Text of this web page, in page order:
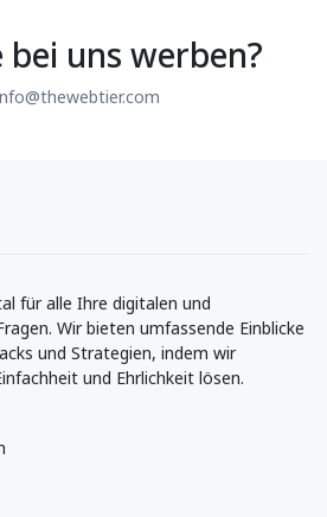
bei uns werben?
für alle Ihre digitalen und
Wir bieten umfassende Einblicke
und Strategien, indem wir
und Ehrlichkeit lösen.